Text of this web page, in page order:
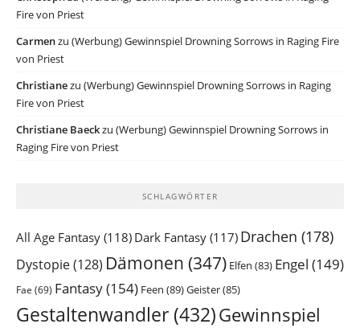
Fire von Priest
Carmenzu (Werbung) Gewinnspiel Drowning Sorrows in Raging Fire
von Priest
Christianezu (Werbung) Gewinnspiel Drowning Sorrows in Raging
Fire von Priest
Christiane Baeckzu (Werbung) Gewinnspiel Drowning Sorrows in
Raging Fire von Priest
SCHLAGWÖRTER
All Age Fantasy (118) Dark Fantasy (117) Drachen (178)
Dystopie(128) Dämonen (347) Elfen (83) Engel (149)
Fae (69) Fantasy(154) Feen (89)Geister(85)
Gestaltenwandler (432)Gewinnspiel